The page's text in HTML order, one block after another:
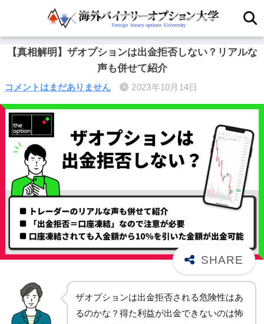
【真相解明】ザオプションは出金拒否しない？リアルな
声も併せて紹介
コメントはまだありません 2023年10月14日
ザオプションは出金拒否される危険性はあ
るのかな？得た利益が出金できないのは怖